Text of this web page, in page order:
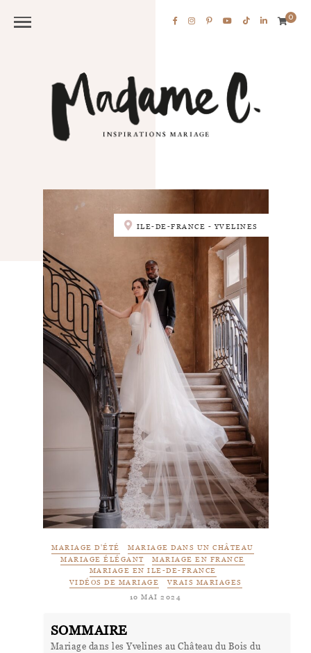
0
ILE-DE-FRANCE - YVELINES
MARIAGE D'ÉTÉ
MARIAGE DANS UN CHÂTEAU
MARIAGE ÉLÉGANT
MARIAGE EN FRANCE
MARIAGE EN ILE-DE-FRANCE
VIDÉOS DE MARIAGE
VRAIS MARIAGES
10 MAI 2024
SOMMAIRE
Mariage dans les Yvelines au Château du Bois du